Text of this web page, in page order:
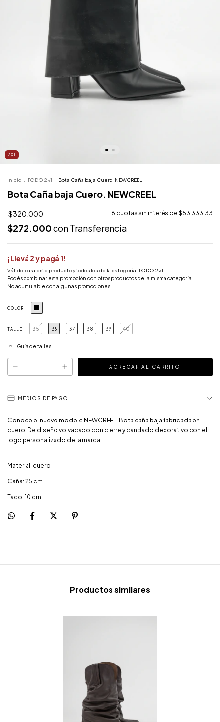
2X1
Inicio TODO 2x1 Bota Caña baja Cuero. NEWCREEL
Bota Caña baja Cuero. NEWCREEL
$320.000 6 cuotas sin interés de $53.333,33
$272.000conTransferencia
¡Llevá 2 y pagá 1!
Válido para este producto y todos los de la categoría: TODO 2x1.
Podés combinar esta promoción con otros productos de la misma categoría.
No acumulable con algunas promociones
COLOR
TALLE 35 36 37 38 39 40
Guía de talles
MEDIOS DE PAGO
Conoce el nuevo modelo NEWCREEL. Bota caña baja fabricada en
cuero. De diseño volvacado con cierre y candado decorativo con el
logo personalizado de la marca.
Material: cuero
Caña: 25 cm
Taco: 10 cm
Productos similares